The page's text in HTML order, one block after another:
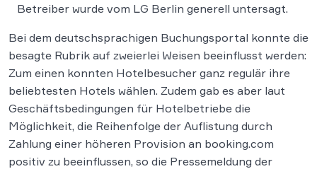
Betreiber wurde vom LG Berlin generell untersagt.
Bei dem deutschsprachigen Buchungsportal konnte die
besagte Rubrik auf zweierlei Weisen beeinflusst werden:
Zum einen konnten Hotelbesucher ganz regulär ihre
beliebtesten Hotels wählen. Zudem gab es aber laut
Geschäftsbedingungen für Hotelbetriebe die
Möglichkeit, die Reihenfolge der Auflistung durch
Zahlung einer höheren Provision an booking.com
positiv zu beeinflussen, so die Pressemeldung der